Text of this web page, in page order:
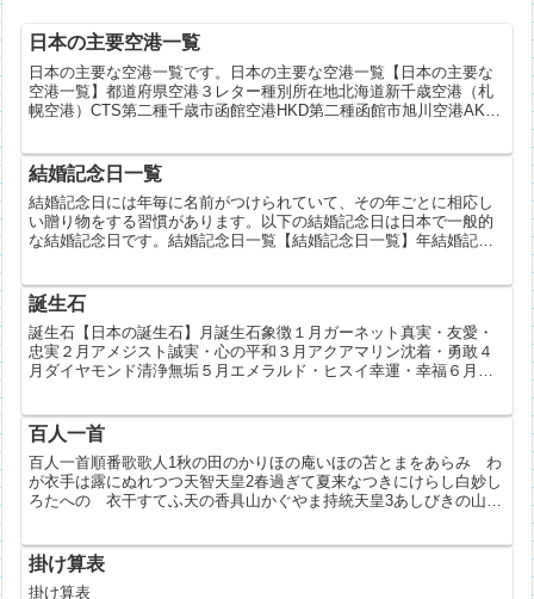
日本の主要空港一覧
日本の主要な空港一覧です。日本の主要な空港一覧【日本の主要な
空港一覧】都道府県空港３レター種別所在地北海道新千歳空港（札
幌空港）CTS第二種千歳市函館空港HKD第二種函館市旭川空港AKJ
結婚記念日一覧
結婚記念日には年毎に名前がつけられていて、その年ごとに相応し
い贈り物をする習慣があります。以下の結婚記念日は日本で一般的
な結婚記念日です。結婚記念日一覧【結婚記念日一覧】年結婚記念
誕生石
誕生石【日本の誕生石】月誕生石象徴１月ガーネット真実・友愛・
忠実２月アメジスト誠実・心の平和３月アクアマリン沈着・勇敢４
月ダイヤモンド清浄無垢５月エメラルド・ヒスイ幸運・幸福６月真
百人一首
百人一首順番歌歌人1秋の田のかりほの庵いほの苫とまをあらみ わ
が衣手は露にぬれつつ天智天皇2春過ぎて夏来なつきにけらし白妙し
ろたへの 衣干すてふ天の香具山かぐやま持統天皇3あしびきの山鳥
掛け算表
掛け算表